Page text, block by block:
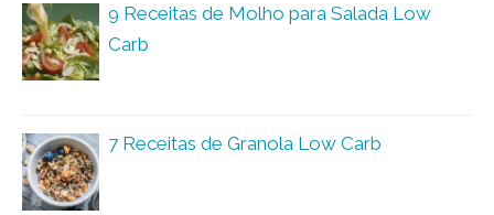
9 Receitas de Molho para Salada Low
Carb
7 Receitas de Granola Low Carb